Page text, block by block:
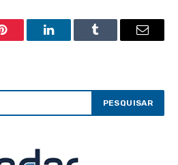
Pinterest LinkedInTumblr Email